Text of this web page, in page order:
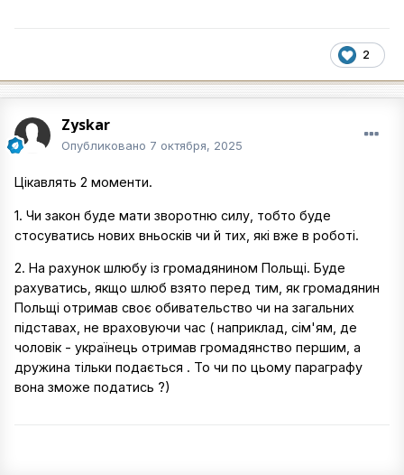
2
Zyskar
Опубликовано 7 октября, 2025
Цікавлять 2 моменти.
1. Чи закон буде мати зворотню силу, тобто буде
стосуватись нових вньосків чи й тих, які вже в роботі.
2. На рахунок шлюбу із громадянином Польщі. Буде
рахуватись, якщо шлюб взято перед тим, як громадянин
Польщі отримав своє обивательство чи на загальних
підставах, не враховуючи час ( наприклад, сім'ям, де
чоловік - українець отримав громадянство першим, а
дружина тільки подається . То чи по цьому параграфу
вона зможе податись ?)